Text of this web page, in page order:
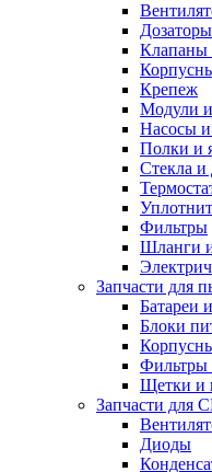
Дозаторы
Клапаны
Крепеж
Модули
Насосы
Полки и
Стекла и
Фильтры
Шланги
Запчасти для
Батареи
Блоки
Фильтры
Щетки и
Запчасти для
Диоды